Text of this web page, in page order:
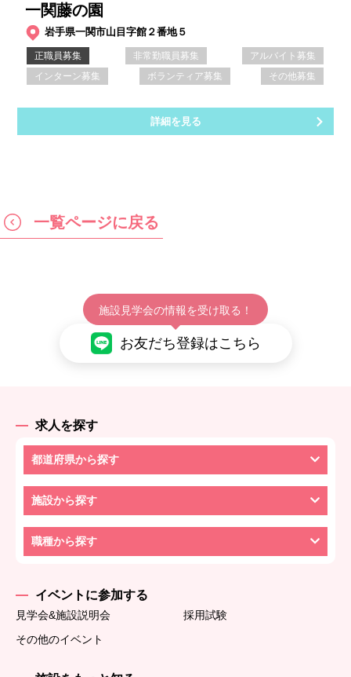
一関藤の園
岩手県一関市山目字館２番地５
正職員募集 非常勤職員募集
アルバイト募集
インターン募集
ボランティア募集 その他募集
詳細を見る
一覧ページに戻る
施設見学会の情報を受け取る！
お友だち登録はこちら
求人を探す
都道府県から探す
施設から探す
職種から探す
イベントに参加する
見学会&施設説明会
採用試験
その他のイベント